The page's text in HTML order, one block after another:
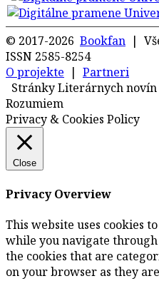
© 2017-2026 Bookfan |
ISSN 2585-8254
O projekte | Partneri
Stránky Literárnych
Rozumiem
Privacy & Cookies Policy
Close
Privacy Overview
This website uses cookies
while you navigate
the cookies that are
on your browser as they